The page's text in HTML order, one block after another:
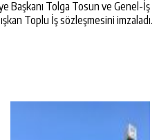
Başkanı Tolga Tosun ve Genel-İş
Toplu İş sözleşmesini imzaladı.